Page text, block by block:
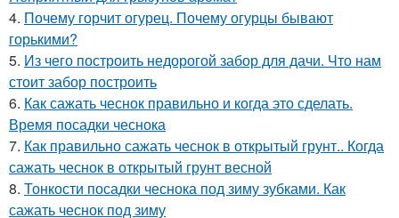
4. Почему горчит огурец. Почему огурцы бывают
горькими?
5. Из чего построить недорогой забор для дачи. Что нам
стоит забор построить
6. Как сажать чеснок правильно и когда это сделать.
Время посадки чеснока
7. Как правильно сажать чеснок в открытый грунт.. Когда
сажать чеснок в открытый грунт весной
8. Тонкости посадки чеснока под зиму зубками. Как
сажать чеснок под зиму